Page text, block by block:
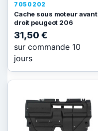
7050202
Cache sous moteur avant
droit peugeot 206
31,50 €
sur commande 10
jours